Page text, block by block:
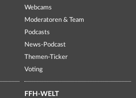
Webcams
Moderatoren & Team
Podcasts
News-Podcast
Themen-Ticker
Voting
FFH-WELT